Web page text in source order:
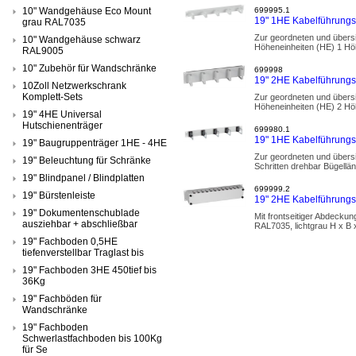
10" Wandgehäuse Eco Mount
grau RAL7035
10" Wandgehäuse schwarz
RAL9005
10" Zubehör für Wandschränke
10Zoll Netzwerkschrank
Komplett-Sets
19" 4HE Universal
Hutschienenträger
19" Baugruppenträger 1HE - 4HE
19" Beleuchtung für Schränke
19" Blindpanel / Blindplatten
19" Bürstenleiste
19" Dokumentenschublade
ausziehbar + abschließbar
19" Fachboden 0,5HE
tiefenverstellbar Traglast bis
19" Fachboden 3HE 450tief bis
36Kg
19" Fachböden für
Wandschränke
19" Fachboden
Schwerlastfachboden bis 100Kg
für Se
699995.1
19" 1HE
Zur geordneten und
Höheneinheiten (HE) 1
699998
19" 2HE
Zur geordneten und
Höheneinheiten (HE) 2
699980.1
19" 1HE
Zur geordneten und
Schritten drehbar
699999.2
19" 2HE
Mit frontseitiger
RAL7035, lichtgrau H x B